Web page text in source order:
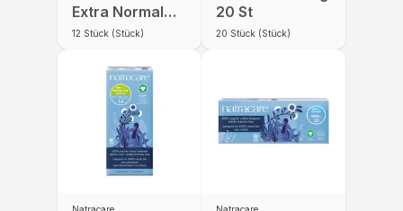
Extra Normal
mit Flügeln 12 St
12 Stück (Stück)
20 St
20 Stück (Stück)